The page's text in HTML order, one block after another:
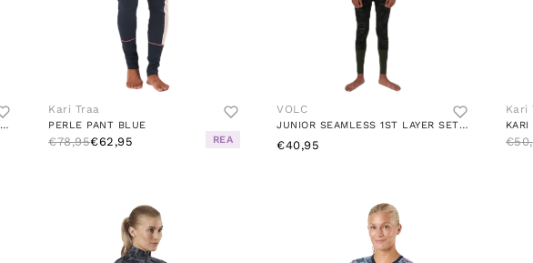
CORE DRY ACTIVE COMFORT LS JR UNIVERSE
Kari Traa
PERLE PANT BLUE
€78,95€62,95 REA
VOLC
JUNIOR SEAMLESS 1ST LAYER SET PATTERNED/GREEN
€40,95
Kari